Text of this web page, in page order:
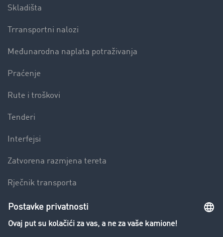
Skladišta
Trransportni nalozi
Međunarodna naplata potraživanja
Praćenje
Rute i troškovi
Tenderi
Interfejsi
Zatvorena razmjena tereta
Rječnik transporta
Preduzeće